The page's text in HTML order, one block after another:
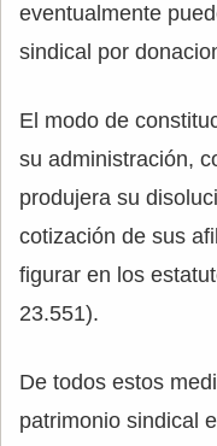
eventualmente
sindical por
El modo de
su administración,
produjera su
cotización de sus
figurar en los
23.551).
De todos estos
patrimonio sindical